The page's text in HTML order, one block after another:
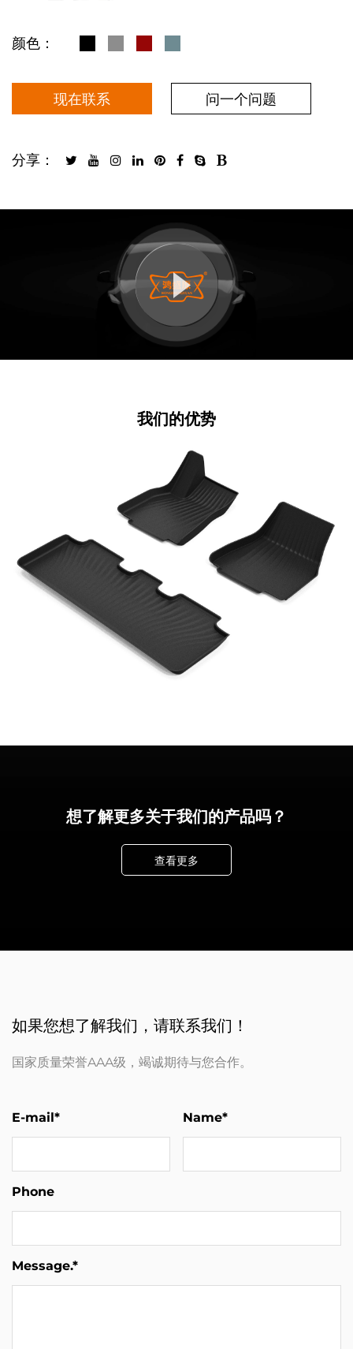
颜色：
现在联系 问一个问题
分享：
我们的优势
想了解更多关于我们的产品吗？
查看更多
如果您想了解我们，请联系我们！
国家质量荣誉AAA级，竭诚期待与您合作。
E-mail* Name*
Phone
Message.*